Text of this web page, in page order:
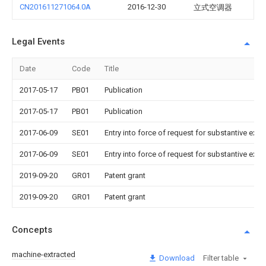
CN201611271064.0A 2016-12-30 立式空调器
Legal Events
Date Code Title
2017-05-17 PB01 Publication
2017-05-17 PB01 Publication
2017-06-09 SE01 Entry into force of request for substantive
2017-06-09 SE01 Entry into force of request for substantive
2019-09-20 GR01 Patent grant
2019-09-20 GR01 Patent grant
Concepts
machine-extracted Download Filter table